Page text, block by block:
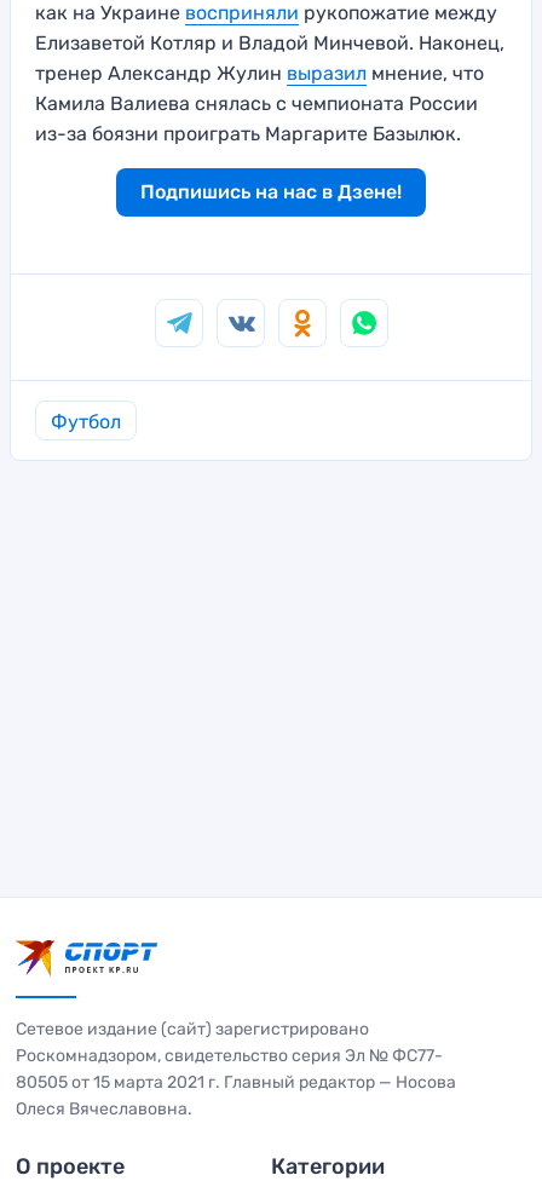
как на Украине восприняли рукопожатие между
Елизаветой Котляр и Владой Минчевой. Наконец,
тренер Александр Жулин выразил мнение, что
Камила Валиева снялась с чемпионата России
из-за боязни проиграть Маргарите Базылюк.
Подпишись на нас в Дзене!
Футбол
Сетевое издание (сайт) зарегистрировано
Роскомнадзором, свидетельство серия Эл № ФС77-
80505 от 15 марта 2021 г. Главный редактор — Носова
Олеся Вячеславовна.
О проекте Категории